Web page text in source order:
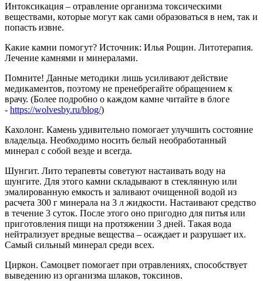
Интоксикация – отравление организма токсическими
веществами, которые могут как сами образоваться в нем, так и
попасть извне.
Какие камни помогут? Источник: Илья Рощин. Литотерапия.
Лечение камнями и минералами.
Помните! Данные методики лишь усиливают действие
медикаментов, поэтому не пренебрегайте обращением к
врачу. (Более подробно о каждом камне читайте в блоге
- https://wolvesby.ru/blog/)
Кахолонг. Камень удивительно помогает улучшить состояние
владельца. Необходимо носить белый необработанный
минерал с собой везде и всегда.
Шунгит. Лито терапевты советуют настаивать воду на
шунгите. Для этого камни складывают в стеклянную или
эмалированную емкость и заливают очищенной водой из
расчета 300 г минерала на 3 л жидкости. Настаивают средство
в течение 3 суток. После этого оно пригодно для питья или
приготовления пищи на протяжении 3 дней. Такая вода
нейтрализует вредные вещества – осаждает и разрушает их.
Самый сильный минерал среди всех.
Циркон. Самоцвет помогает при отравлениях, способствует
выведению из организма шлаков, токсинов.